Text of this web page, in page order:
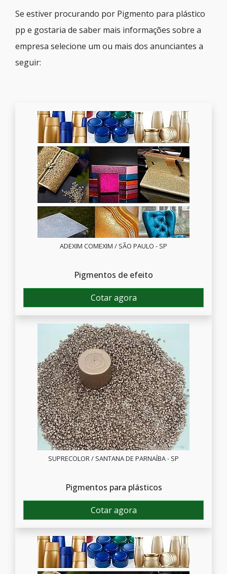
Se estiver procurando por Pigmento para plástico
pp e gostaria de saber mais informações sobre a
empresa selecione um ou mais dos anunciantes a
seguir:
ADEXIM COMEXIM / SÃO PAULO - SP
Pigmentos de efeito
Cotar agora
SUPRECOLOR / SANTANA DE PARNAÍBA - SP
Pigmentos para plásticos
Cotar agora